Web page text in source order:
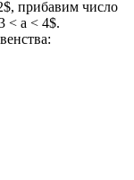
прибавим число
< a < 4$.